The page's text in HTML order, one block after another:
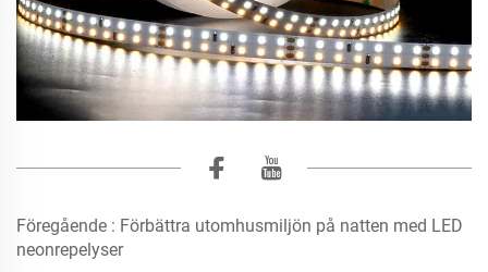
Föregående : Förbättra utomhusmiljön på natten med LED
neonrepelyser